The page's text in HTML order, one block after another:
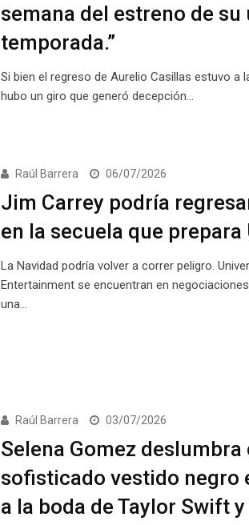
semana del estreno de su
temporada.”
Si bien el regreso de Aurelio Casillas estuvo a
hubo un giro que generó decepción…
Raúl Barrera 06/07/2026
Jim Carrey podría
en la secuela que prepara
La Navidad podría volver a correr peligro.
Entertainment se encuentran en
una…
Raúl Barrera 03/07/2026
Selena Gomez deslumbra
sofisticado vestido negro
a la boda de Taylor Swift